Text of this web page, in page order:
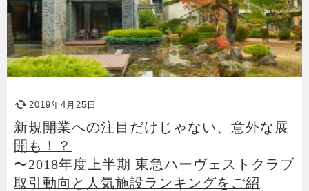
2019年4月25日
新規開業への注目だけじゃない、意外な展
開も！？
〜2018年度上半期 東急ハーヴェストクラブ
取引動向と人気施設ランキングをご紹